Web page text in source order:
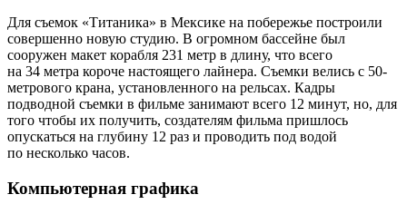
Для съемок «Титаника» в Мексике на побережье построили
совершенно новую студию. В огромном бассейне был
сооружен макет корабля 231 метр в длину, что всего
на 34 метра короче настоящего лайнера. Съемки велись с 50-
метрового крана, установленного на рельсах. Кадры
подводной съемки в фильме занимают всего 12 минут, но, для
того чтобы их получить, создателям фильма пришлось
опускаться на глубину 12 раз и проводить под водой
по несколько часов.
Компьютерная графика